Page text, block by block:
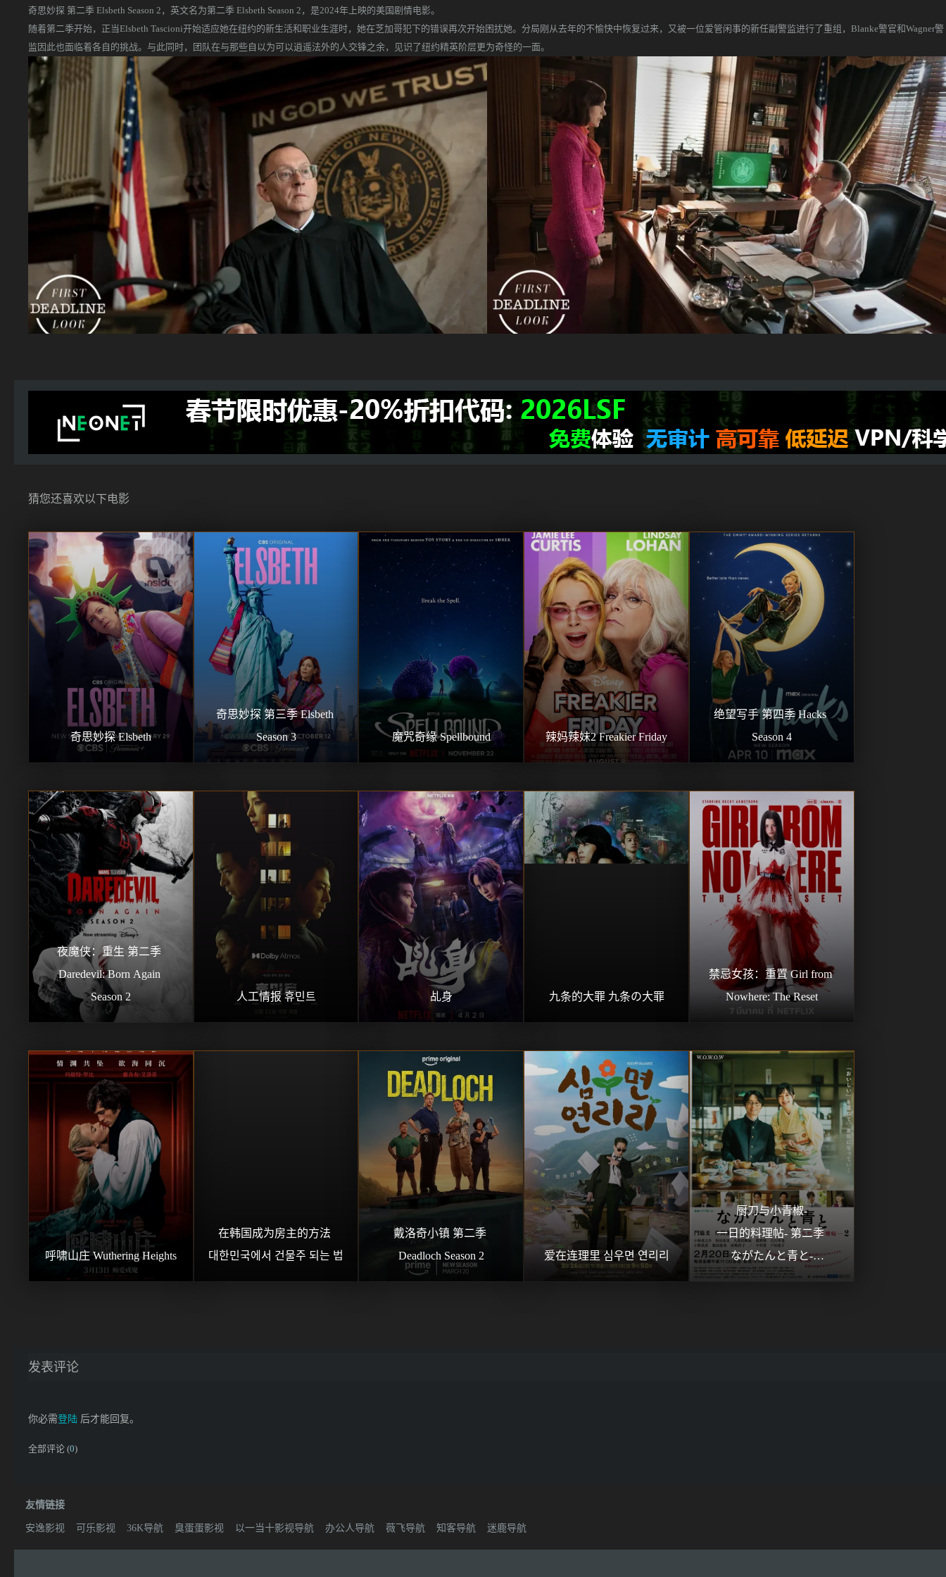
奇思妙探 第二季 Elsbeth Season 2，英文名为第二季 Elsbeth Season 2，是2024年上映的美国剧情电影。
随着第二季开始，正当Elsbeth Tascioni开始适应她在纽约的新生活和职业生涯时，她在芝加哥犯下的错误再次开始困扰她。分局刚从去年的不愉快中恢复过来，又被一位爱管闲事的新任副警监进行了重组，Blanke警官和Wagner警
监因此也面临着各自的挑战。与此同时，团队在与那些自以为可以逍遥法外的人交锋之余，见识了纽约精英阶层更为奇怪的一面。
猜您还喜欢以下电影
奇思妙探 Elsbeth
奇思妙探 第三季 Elsbeth
Season 3
魔咒奇缘 Spellbound 辣妈辣妹2 Freakier Friday
绝望写手 第四季 Hacks
Season 4
夜魔侠：重生 第二季
Daredevil: Born Again
Season 2
人工情报 휴민트 乩身 九条的大罪 九条の大罪
禁忌女孩：重置 Girl from
Nowhere: The Reset
呼啸山庄 Wuthering Heights
在韩国成为房主的方法
대한민국에서 건물주 되는 법
戴洛奇小镇 第二季
Deadloch Season 2
爱在连理里 심우면 연리리
厨刀与小青椒-
一日的料理帖- 第二季
ながたんと青と-
いちかの料理帖- 2
发表评论
你必需登陆 后才能回复。
全部评论 (0)
友情链接
安逸影视 可乐影视 36K导航 臭蛋蛋影视 以一当十影视导航 办公人导航 薇飞导航 知客导航 迷鹿导航